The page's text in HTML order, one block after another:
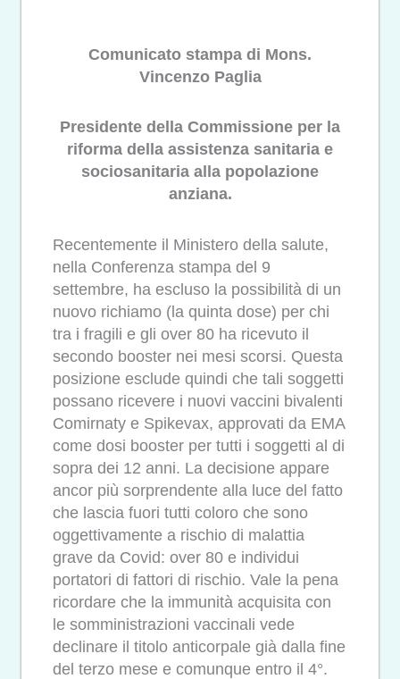
Comunicato stampa di Mons.
Vincenzo Paglia
Presidente della Commissione per la
riforma della assistenza sanitaria e
sociosanitaria alla popolazione
anziana.
Recentemente il Ministero della salute,
nella Conferenza stampa del 9
settembre, ha escluso la possibilità di un
nuovo richiamo (la quinta dose) per chi
tra i fragili e gli over 80 ha ricevuto il
secondo booster nei mesi scorsi. Questa
posizione esclude quindi che tali soggetti
possano ricevere i nuovi vaccini bivalenti
Comirnaty e Spikevax, approvati da EMA
come dosi booster per tutti i soggetti al di
sopra dei 12 anni. La decisione appare
ancor più sorprendente alla luce del fatto
che lascia fuori tutti coloro che sono
oggettivamente a rischio di malattia
grave da Covid: over 80 e individui
portatori di fattori di rischio. Vale la pena
ricordare che la immunità acquisita con
le somministrazioni vaccinali vede
declinare il titolo anticorpale già dalla fine
del terzo mese e comunque entro il 4°.